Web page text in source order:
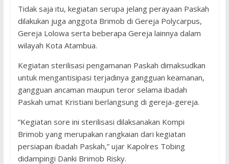
Tidak saja itu, kegiatan serupa jelang perayaan Paskah
dilakukan juga anggota Brimob di Gereja Polycarpus,
Gereja Lolowa serta beberapa Gereja lainnya dalam
wilayah Kota Atambua.
Kegiatan sterilisasi pengamanan Paskah dimaksudkan
untuk mengantisipasi terjadinya gangguan keamanan,
gangguan ancaman maupun teror selama ibadah
Paskah umat Kristiani berlangsung di gereja-gereja.
“Kegiatan sore ini sterilisasi dilaksanakan Kompi
Brimob yang merupakan rangkaian dari kegiatan
persiapan ibadah Paskah,” ujar Kapolres Tobing
didampingi Danki Brimob Risky.